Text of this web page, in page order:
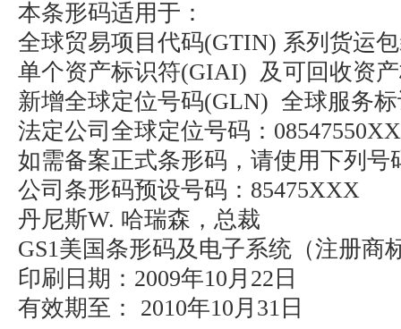
本条形码适用于：
全球贸易项目代码(GTIN) 系列货运
单个资产标识符(GIAI) 及可回收资
新增全球定位号码(GLN) 全球服务
法定公司全球定位号码：
如需备案正式条形码，请使用下列号
公司条形码预设号码： 85475XXX
丹尼斯W. 哈瑞森，总裁
GS1美国条形码及电子系统（注册商
印刷日期： 2009年10月 22 日
有效期至：
2010年10月 31 日